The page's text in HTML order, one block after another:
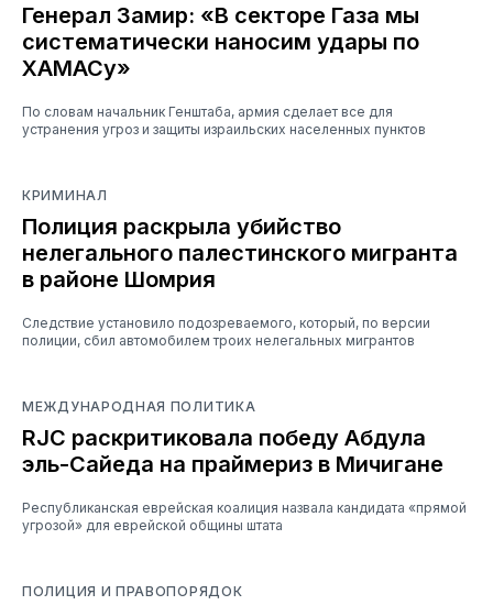
Генерал Замир: «В секторе Газа мы
систематически наносим удары по
ХАМАСу»
По словам начальник Генштаба, армия сделает все для
устранения угроз и защиты израильских населенных пунктов
КРИМИНАЛ
Полиция раскрыла убийство
нелегального палестинского мигранта
в районе Шомрия
Следствие установило подозреваемого, который, по версии
полиции, сбил автомобилем троих нелегальных мигрантов
МЕЖДУНАРОДНАЯ ПОЛИТИКА
RJC раскритиковала победу Абдула
эль-Сайеда на праймериз в Мичигане
Республиканская еврейская коалиция назвала кандидата «прямой
угрозой» для еврейской общины штата
ПОЛИЦИЯ И ПРАВОПОРЯДОК